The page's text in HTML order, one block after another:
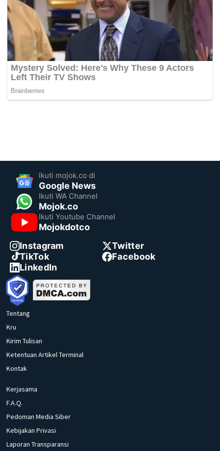
Ikuti mojok.co di
Google News
Ikuti WA Channel
Mojok.co
Ikuti Youtube Channel
Mojokdotco
Instagram
Twitter
TikTok
Facebook
LinkedIn
Tentang
Kru
Kirim Tulisan
Ketentuan Artikel Terminal
Kontak
Kerjasama
F.A.Q.
Pedoman Media Siber
Kebijakan Privasi
Laporan Transparansi